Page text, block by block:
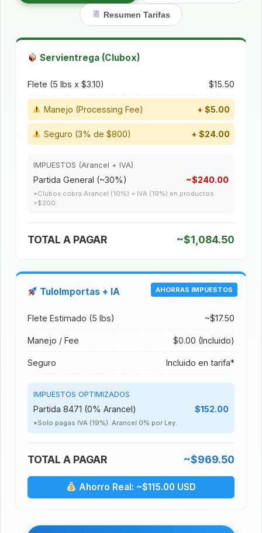
Resumen Tarifas
Servientrega (Clubox)
Flete (5 lbs x $3.10) $15.50
Manejo (Processing Fee) + $5.00
Seguro (3% de $800) + $24.00
IMPUESTOS (Arancel + IVA)
Partida General (~30%) ~$240.00
*Clubox cobra Arancel (10%) + IVA (19%) en productos
>$200.
TOTAL A PAGAR ~$1,084.50
AHORRAS IMPUESTOS
TuloImportas + IA
Flete Estimado (5 lbs) ~$17.50
Manejo / Fee $0.00 (Incluido)
Seguro Incluido en tarifa*
IMPUESTOS OPTIMIZADOS
Partida 8471 (0% Arancel) $152.00
*Solo pagas IVA (19%). Arancel 0% por Ley.
TOTAL A PAGAR ~$969.50
Ahorro Real: ~$115.00 USD